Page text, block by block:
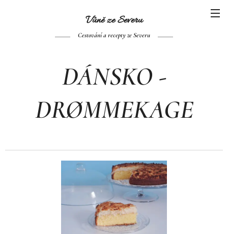
Vůně ze Severu
Cestování a recepty ze Severu
DÁNSKO -
DRØMMEKAGE